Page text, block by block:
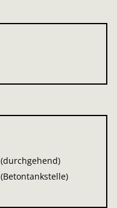
(durchgehend)
(Betontankstelle)